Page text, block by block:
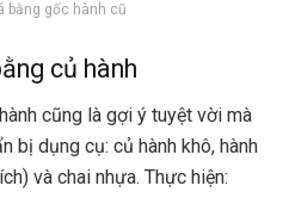
bằng gốc hành cũ
củ hành
cũng là gợi ý tuyệt vời mà
bị dụng cụ: củ hành khô, hành
và chai nhựa. Thực hiện: